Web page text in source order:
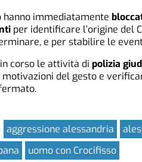
hanno immediatamente
per identificare l’origine del
e per stabilire le
corso le attività di polizia
del gesto e
aggressione alessandria
uomo con Crocifisso